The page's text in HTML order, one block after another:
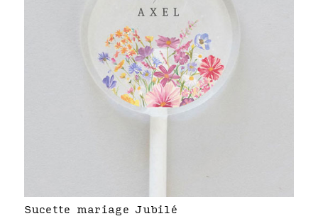
Sucette mariage Jubilé